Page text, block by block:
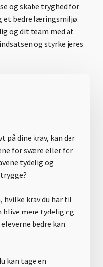
og skabe tryghed for
et bedre læringsmiljø.
og dit team med at
og styrke jeres
på dine krav, kan der
for svære eller for
tydelig og
hvilke krav du har til
blive mere tydelig og
bedre kan
kan tage en